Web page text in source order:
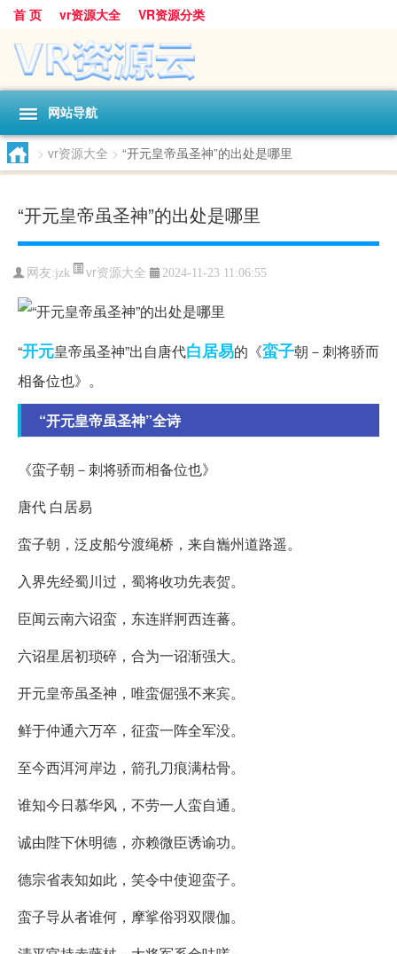
首 页 vr资源大全 VR资源分类
网站导航
> vr资源大全 > “开元皇帝虽圣神”的出处是哪里
“开元皇帝虽圣神”的出处是哪里
网友:jzk vr资源大全 2024-11-23 11:06:55
“开元皇帝虽圣神”出自唐代白居易的《蛮子朝－刺将骄而
相备位也》。
“开元皇帝虽圣神”全诗
《蛮子朝－刺将骄而相备位也》
唐代 白居易
蛮子朝，泛皮船兮渡绳桥，来自巂州道路遥。
入界先经蜀川过，蜀将收功先表贺。
臣闻云南六诏蛮，东连牂牁西连蕃。
六诏星居初琐碎，合为一诏渐强大。
开元皇帝虽圣神，唯蛮倔强不来宾。
鲜于仲通六万卒，征蛮一阵全军没。
至今西洱河岸边，箭孔刀痕满枯骨。
谁知今日慕华风，不劳一人蛮自通。
诚由陛下休明德，亦赖微臣诱谕功。
德宗省表知如此，笑令中使迎蛮子。
蛮子导从者谁何，摩挲俗羽双隈伽。